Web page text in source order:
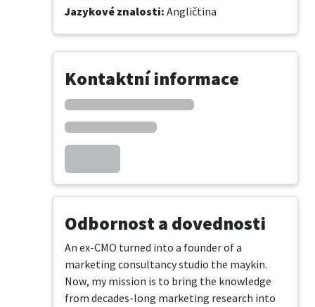
Jazykové znalosti: Angličtina
Kontaktní informace
Odbornost a dovednosti
An ex-CMO turned into a founder of a
marketing consultancy studio the maykin.
Now, my mission is to bring the knowledge
from decades-long marketing research into